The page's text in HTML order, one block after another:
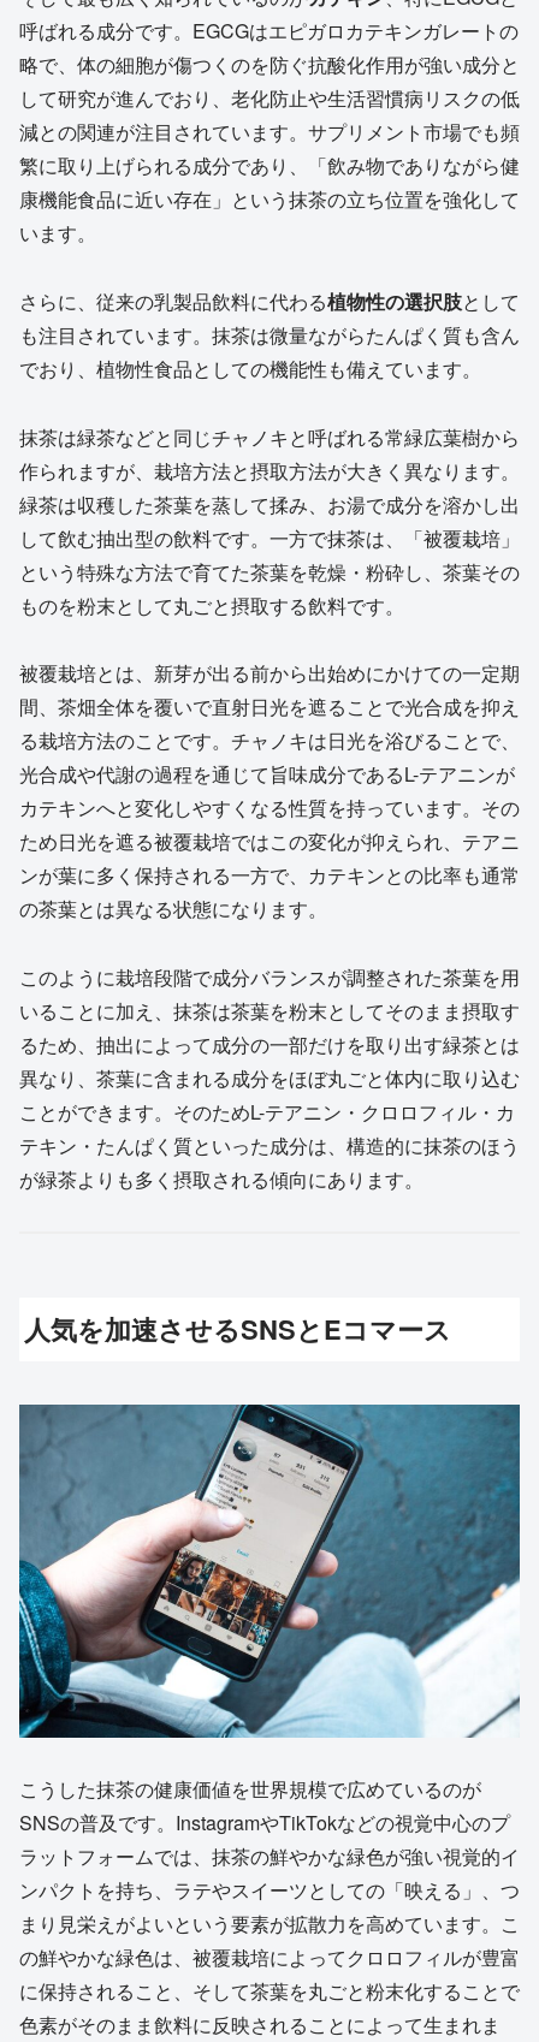
呼ばれる成分です。EGCGはエピガロカテキンガレートの
略で、体の細胞が傷つくのを防ぐ抗酸化作用が強い成分と
して研究が進んでおり、老化防止や生活習慣病リスクの低
減との関連が注目されています。サプリメント市場でも頻
繁に取り上げられる成分であり、「飲み物でありながら健
康機能食品に近い存在」という抹茶の立ち位置を強化して
います。
さらに、従来の乳製品飲料に代わる植物性の選択肢として
も注目されています。抹茶は微量ながらたんぱく質も含ん
でおり、植物性食品としての機能性も備えています。
抹茶は緑茶などと同じチャノキと呼ばれる常緑広葉樹から
作られますが、栽培方法と摂取方法が大きく異なります。
緑茶は収穫した茶葉を蒸して揉み、お湯で成分を溶かし出
して飲む抽出型の飲料です。一方で抹茶は、「被覆栽培」
という特殊な方法で育てた茶葉を乾燥・粉砕し、茶葉その
ものを粉末として丸ごと摂取する飲料です。
被覆栽培とは、新芽が出る前から出始めにかけての一定期
間、茶畑全体を覆いで直射日光を遮ることで光合成を抑え
る栽培方法のことです。チャノキは日光を浴びることで、
光合成や代謝の過程を通じて旨味成分であるL-テアニンが
カテキンへと変化しやすくなる性質を持っています。その
ため日光を遮る被覆栽培ではこの変化が抑えられ、テアニ
ンが葉に多く保持される一方で、カテキンとの比率も通常
の茶葉とは異なる状態になります。
このように栽培段階で成分バランスが調整された茶葉を用
いることに加え、抹茶は茶葉を粉末としてそのまま摂取す
るため、抽出によって成分の一部だけを取り出す緑茶とは
異なり、茶葉に含まれる成分をほぼ丸ごと体内に取り込む
ことができます。そのためL-テアニン・クロロフィル・カ
テキン・たんぱく質といった成分は、構造的に抹茶のほう
が緑茶よりも多く摂取される傾向にあります。
人気を加速させるSNSとEコマース
こうした抹茶の健康価値を世界規模で広めているのが
SNSの普及です。InstagramやTikTokなどの視覚中心のプ
ラットフォームでは、抹茶の鮮やかな緑色が強い視覚的イ
ンパクトを持ち、ラテやスイーツとしての「映える」、つ
まり見栄えがよいという要素が拡散力を高めています。こ
の鮮やかな緑色は、被覆栽培によってクロロフィルが豊富
に保持されること、そして茶葉を丸ごと粉末化することで
色素がそのまま飲料に反映されることによって生まれま